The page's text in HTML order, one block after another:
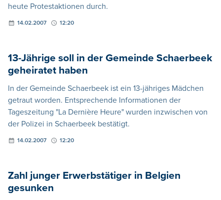
heute Protestaktionen durch.
14.02.2007 12:20
13-Jährige soll in der Gemeinde Schaerbeek
geheiratet haben
In der Gemeinde Schaerbeek ist ein 13-jähriges Mädchen
getraut worden. Entsprechende Informationen der
Tageszeitung "La Dernière Heure" wurden inzwischen von
der Polizei in Schaerbeek bestätigt.
14.02.2007 12:20
Zahl junger Erwerbstätiger in Belgien
gesunken